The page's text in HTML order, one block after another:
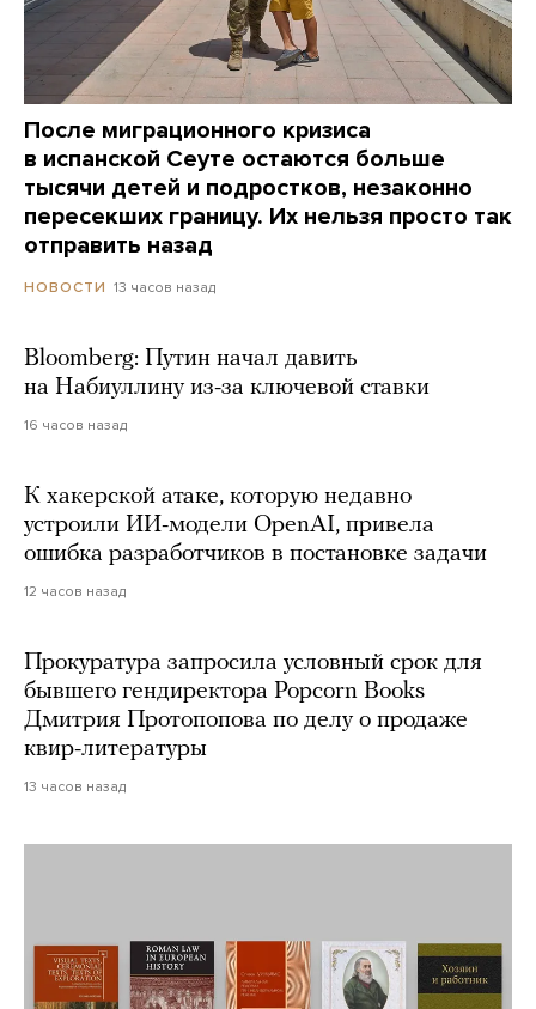
После миграционного кризиса
в испанской Сеуте остаются больше
тысячи детей и подростков, незаконно
пересекших границу. Их нельзя просто так
отправить назад
НОВОСТИ 13 часов назад
Bloomberg: Путин начал давить
на Набиуллину из-за ключевой ставки
16 часов назад
К хакерской атаке, которую недавно
устроили ИИ-модели OpenAI, привела
ошибка разработчиков в постановке задачи
12 часов назад
Прокуратура запросила условный срок для
бывшего гендиректора Popcorn Books
Дмитрия Протопопова по делу о продаже
квир-литературы
13 часов назад